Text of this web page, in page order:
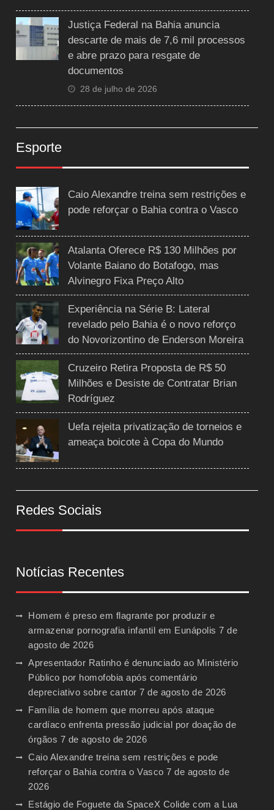
Justiça Federal na Bahia anuncia
descarte de mais de 7,6 mil processos
e abre prazo para resgate de
documentos
28 de julho de 2026
Esporte
Caio Alexandre treina sem restrições e
pode reforçar o Bahia contra o Vasco
Atalanta Oferece R$ 130 Milhões por
Volante Baiano do Botafogo, mas
Alvinegro Fixa Preço Alto
Experiência na Série B: Lateral
revelado pelo Bahia é o novo reforço
do Novorizontino de Enderson Moreira
Cruzeiro Retira Proposta de R$ 50
Milhões e Desiste de Contratar Brian
Rodríguez
Uefa rejeita privatização de torneios e
ameaça boicote à Copa do Mundo
Redes Sociais
Notícias Recentes
Homem é preso em flagrante por produzir e
armazenar pornografia infantil em Eunápolis 7 de
agosto de 2026
Apresentador Ratinho é denunciado ao Ministério
Público por homofobia após comentário
depreciativo sobre cantor 7 de agosto de 2026
Família de homem que morreu após ataque
cardíaco enfrenta pressão judicial por doação de
órgãos 7 de agosto de 2026
Caio Alexandre treina sem restrições e pode
reforçar o Bahia contra o Vasco 7 de agosto de
2026
Estágio de Foguete da SpaceX Colide com a Lua